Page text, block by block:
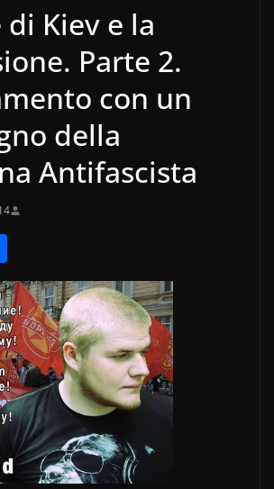
Kiev e la
Parte 2.
con un
della
Antifascista
o
n
di
vi
di